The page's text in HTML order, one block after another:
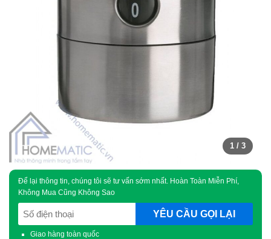
1 / 3
Để lại thông tin, chúng tôi sẽ tư vấn sớm nhất. Hoàn Toàn Miễn Phí,
Không Mua Cũng Không Sao
SĐT
(Required)
Giao hàng toàn quốc